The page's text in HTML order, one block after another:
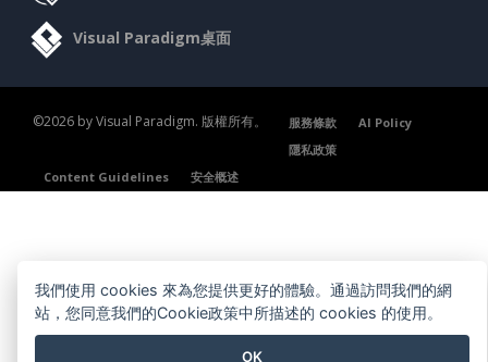
Visual Paradigm桌面
©2026 by Visual Paradigm. 版權所有。 服務條款
AI Policy
隱私政策
Content Guidelines
安全概述
我們使用 cookies 來為您提供更好的體驗。通過訪問我們的網
站，您同意我們的Cookie政策中所描述的 cookies 的使用。
OK